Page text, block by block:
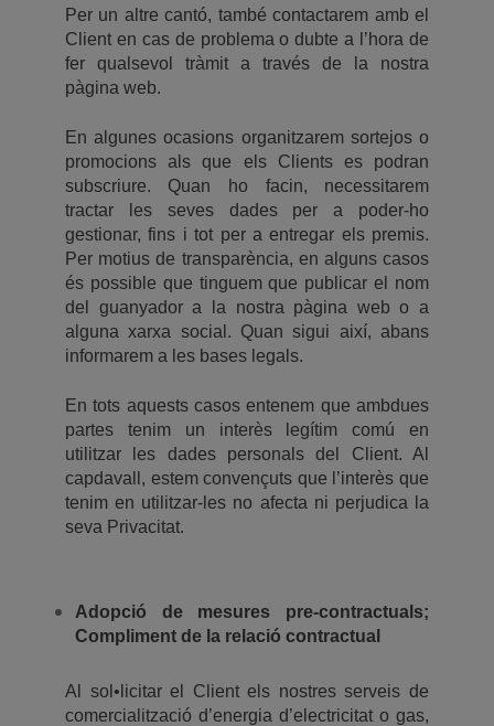
Per un altre cantó, també contactarem amb el
Client en cas de problema o dubte a l’hora de
fer qualsevol tràmit a través de la nostra
pàgina web.
En algunes ocasions organitzarem sortejos o
promocions als que els Clients es podran
subscriure. Quan ho facin, necessitarem
tractar les seves dades per a poder-ho
gestionar, fins i tot per a entregar els premis.
Per motius de transparència, en alguns casos
és possible que tinguem que publicar el nom
del guanyador a la nostra pàgina web o a
alguna xarxa social. Quan sigui així, abans
informarem a les bases legals.
En tots aquests casos entenem que ambdues
partes tenim un interès legítim comú en
utilitzar les dades personals del Client. Al
capdavall, estem convençuts que l’interès que
tenim en utilitzar-les no afecta ni perjudica la
seva Privacitat.
Adopció de mesures pre-contractuals;
Compliment de la relació contractual
Al sol•licitar el Client els nostres serveis de
comercialització d’energia d’electricitat o gas,